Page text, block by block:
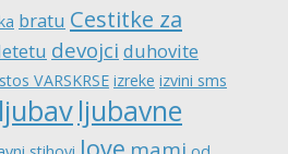
bratu Cestitke za
devojci duhovite
VARSKRSE izreke izvini sms
ljubavljubavne